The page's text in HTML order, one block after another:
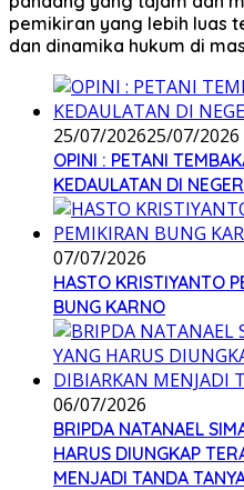
pemikiran yang lebih luas
dan dinamika hukum di
25/07/202625/07/2026
OPINI : PETANI
KEDAULATAN DI
07/07/2026
HASTO KRISTIYANTO
BUNG KARNO
06/07/2026
BRIPDA NATANAEL
HARUS DIUNGKAP
MENJADI TANDA